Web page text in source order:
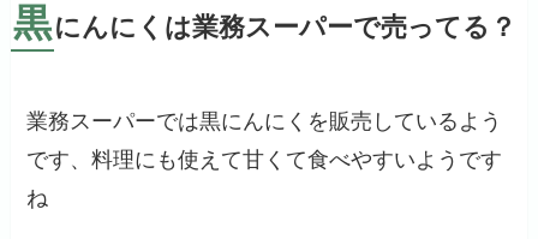
黒にんにくは業務スーパーで売ってる？
業務スーパーでは黒にんにくを販売しているよう
です、料理にも使えて甘くて食べやすいようです
ね